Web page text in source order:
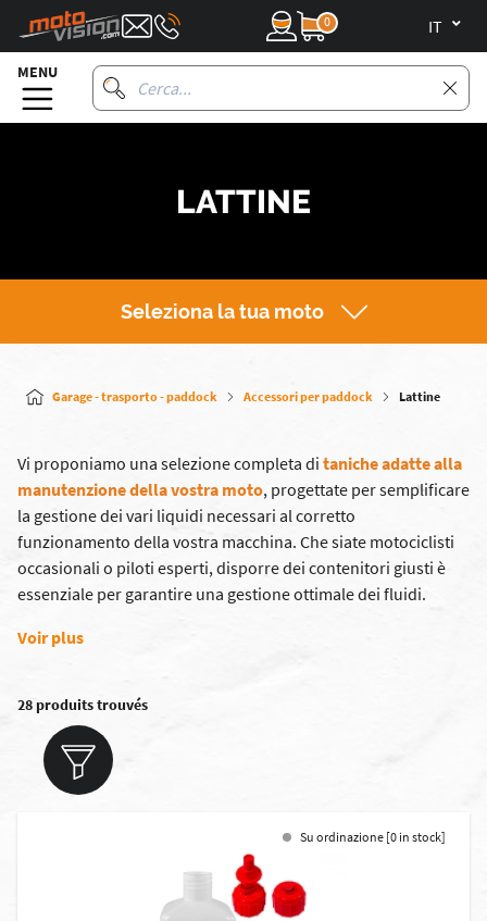
0
MENU
LATTINE
Seleziona la tua moto
Garage - trasporto - paddock Accessori per paddock Lattine
Vi proponiamo una selezione completa di taniche adatte alla
manutenzione della vostra moto, progettate per semplificare
la gestione dei vari liquidi necessari al corretto
funzionamento della vostra macchina. Che siate motociclisti
occasionali o piloti esperti, disporre dei contenitori giusti è
essenziale per garantire una gestione ottimale dei fluidi.
Voir plus
28 produits trouvés
Su ordinazione [0 in stock]